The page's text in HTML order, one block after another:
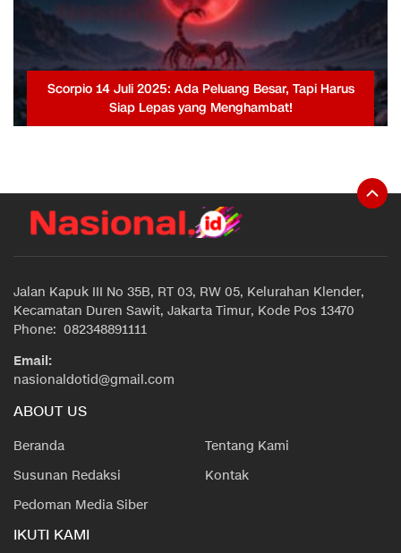
Scorpio 14 Juli 2025: Ada Peluang Besar, Tapi Harus
Siap Lepas yang Menghambat!
Jalan Kapuk III No 35B, RT 03, RW 05, Kelurahan Klender,
Kecamatan Duren Sawit, Jakarta Timur, Kode Pos 13470
Phone: 082348891111
Email:
nasionaldotid@gmail.com
ABOUT US
Beranda
Tentang Kami
Susunan Redaksi
Kontak
Pedoman Media Siber
IKUTI KAMI